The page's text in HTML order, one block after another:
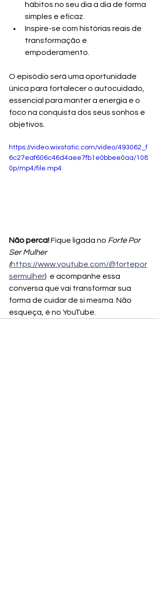
hábitos no seu dia a dia de forma
simples e eficaz.
Inspire-se com histórias reais de
transformação e
empoderamento.
O episódio será uma oportunidade
única para fortalecer o autocuidado,
essencial para manter a energia e o
foco na conquista dos seus sonhos e
objetivos.
https://video.wixstatic.com/video/493062_f
6c27eaf606c46d4aee7fb1e0bbee0aa/108
0p/mp4/file.mp4
Não perca! Fique ligada no Forte Por
Ser Mulher
(https://www.youtube.com/@fortepor
sermulher) e acompanhe essa
conversa que vai transformar sua
forma de cuidar de si mesma. Não
esqueça, é no YouTube.